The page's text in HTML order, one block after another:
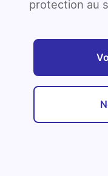
protection au